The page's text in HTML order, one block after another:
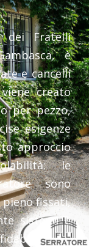
dei Fratelli
è
e cancelli
creato
per pezzo,
esigenze
approccio
le
sono
fissati,
sistemi e